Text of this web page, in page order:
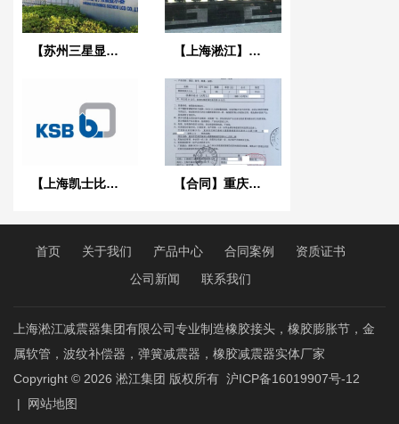
【苏州三星显示项目】弹簧减震器合同 【上海淞江】杭州钓鱼台酒店安装橡胶软连接反馈
【上海凯士比泵有限公司】橡胶接头合同 【合同】重庆汉海*地水上公园二期项目异径橡胶接头
首页 关于我们 产品中心 合同案例
资质证书
公司新闻
联系我们
上海淞江减震器集团有限公司专业制造橡胶接头，橡胶膨胀节，金
属软管，波纹补偿器，弹簧减震器，橡胶减震器实体厂家
Copyright © 2026 淞江集团 版权所有 沪ICP备16019907号-12
|
网站地图